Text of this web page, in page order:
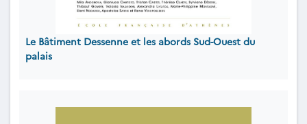
Le Bâtiment Dessenne et les abords Sud-Ouest du
palais